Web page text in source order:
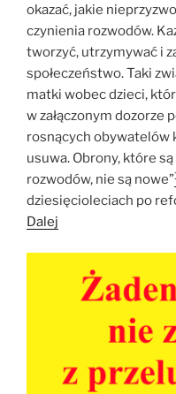
okazać, jakie
czynienia rozwodów.
tworzyć, utrzymywać i
społeczeństwo. Taki
matki wobec dzieci,
w załączonym dozorze
rosnących obywatelów
usuwa. Obrony, które
rozwodów, nie są nowe”
dziesięcioleciach po
Dalej